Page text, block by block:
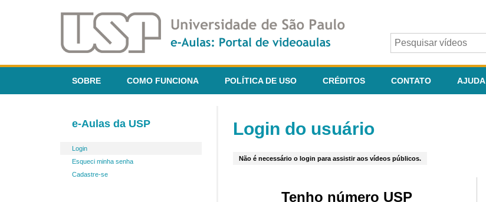
SOBRE COMO FUNCIONA POLÍTICA DE USO CRÉDITOS CONTATO AJUDA
e-Aulas da USP
Login
Esqueci minha senha
Cadastre-se
Login do usuário
Não é necessário o login para assistir aos vídeos públicos.
Tenho número USP